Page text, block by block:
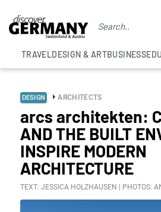
TRAVELDESIGN & ARTBUSINESS
DESIGN ARCHITECTS
arcs architekten:
AND THE BUILT
INSPIRE MODERN
ARCHITECTURE
TEXT: JESSICA HOLZHAUSEN | PHOTOS: